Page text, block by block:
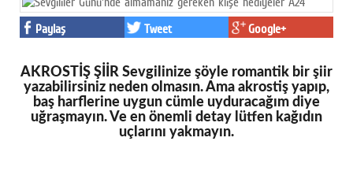
Paylaş Tweet Google+
AKROSTİŞ ŞİİR Sevgilinize şöyle romantik bir şiir
yazabilirsiniz neden olmasın. Ama akrostiş yapıp,
baş harflerine uygun cümle uyduracağım diye
uğraşmayın. Ve en önemli detay lütfen kağıdın
uçlarını yakmayın.